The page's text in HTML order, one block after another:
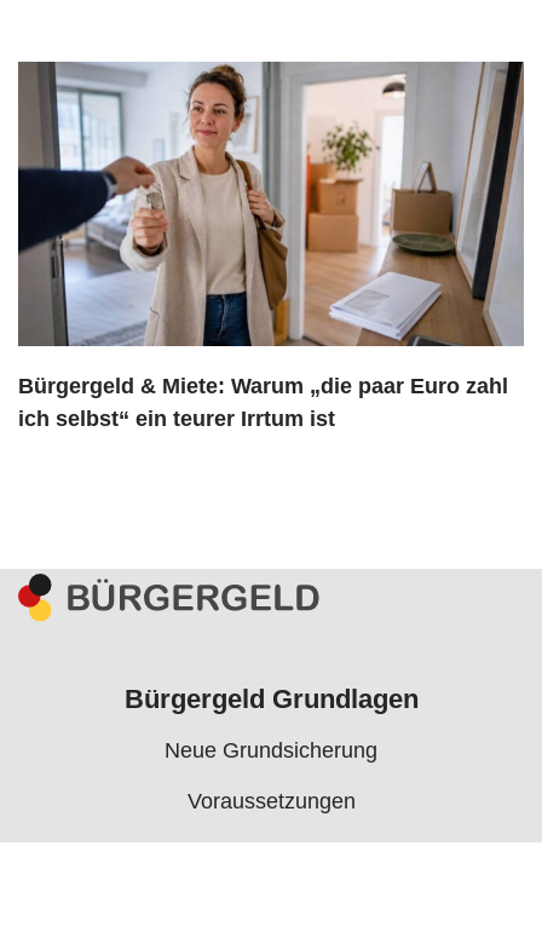
Bürgergeld & Miete: Warum „die paar Euro zahl
ich selbst“ ein teurer Irrtum ist
Bürgergeld Grundlagen
Neue Grundsicherung
Voraussetzungen